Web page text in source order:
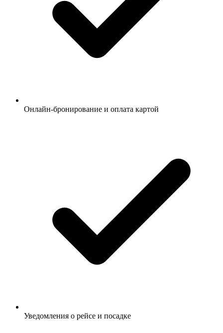
Онлайн-бронирование и оплата картой
Уведомления о рейсе и посадке